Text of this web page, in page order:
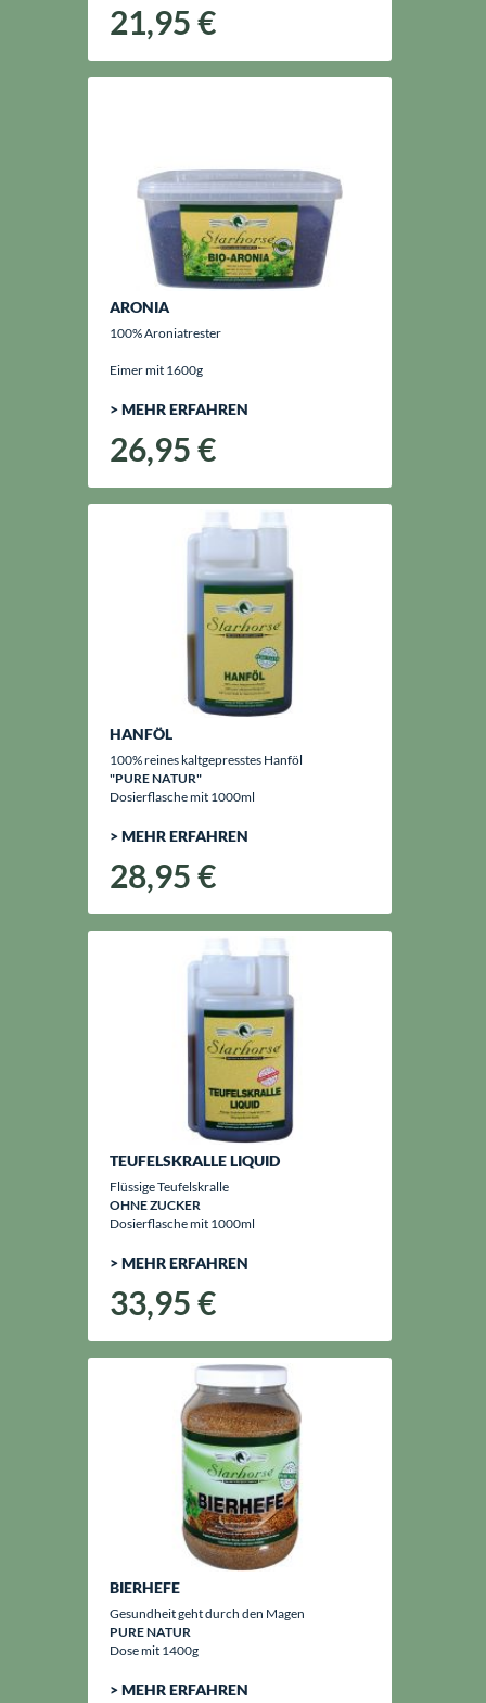
21,95 €
ARONIA
100% Aroniatrester
Eimer mit 1600g
> MEHR ERFAHREN
26,95 €
HANFÖL
100% reines kaltgepresstes Hanföl
"PURE NATUR"
Dosierflasche mit 1000ml
> MEHR ERFAHREN
28,95 €
TEUFELSKRALLE LIQUID
Flüssige Teufelskralle
OHNE ZUCKER
Dosierflasche mit 1000ml
> MEHR ERFAHREN
33,95 €
BIERHEFE
Gesundheit geht durch den Magen
PURE NATUR
Dose mit 1400g
> MEHR ERFAHREN